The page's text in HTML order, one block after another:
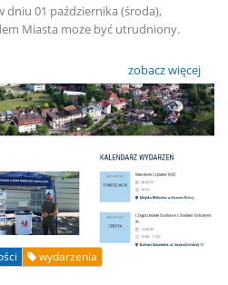
dniu 01 października (środa),
Miasta może być utrudniony.
zobacz więcej
wydarzenia